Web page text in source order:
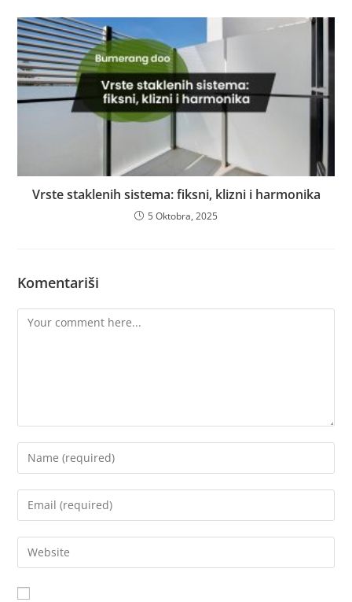
Vrste staklenih sistema: fiksni, klizni i harmonika
5 Oktobra, 2025
Komentariši